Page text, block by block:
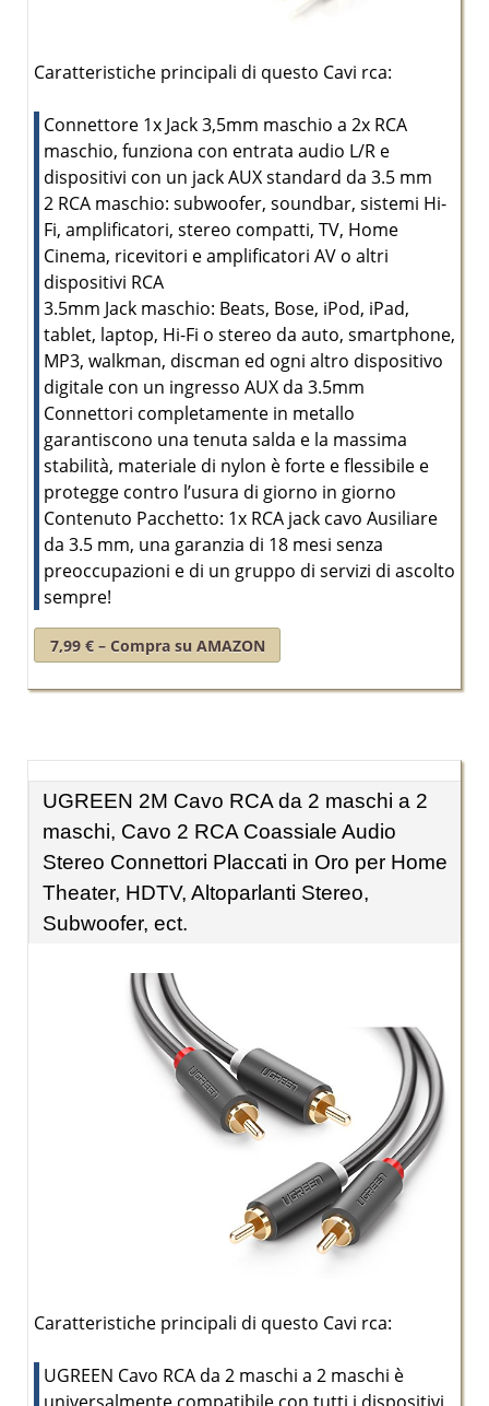
Caratteristiche principali di questo Cavi rca:
Connettore 1x Jack 3,5mm maschio a 2x RCA
maschio, funziona con entrata audio L/R e
dispositivi con un jack AUX standard da 3.5 mm
2 RCA maschio: subwoofer, soundbar, sistemi Hi-
Fi, amplificatori, stereo compatti, TV, Home
Cinema, ricevitori e amplificatori AV o altri
dispositivi RCA
3.5mm Jack maschio: Beats, Bose, iPod, iPad,
tablet, laptop, Hi-Fi o stereo da auto, smartphone,
MP3, walkman, discman ed ogni altro dispositivo
digitale con un ingresso AUX da 3.5mm
Connettori completamente in metallo
garantiscono una tenuta salda e la massima
stabilità, materiale di nylon è forte e flessibile e
protegge contro l’usura di giorno in giorno
Contenuto Pacchetto: 1x RCA jack cavo Ausiliare
da 3.5 mm, una garanzia di 18 mesi senza
preoccupazioni e di un gruppo di servizi di ascolto
sempre!
7,99 € – Compra su AMAZON
UGREEN 2M Cavo RCA da 2 maschi a 2
maschi, Cavo 2 RCA Coassiale Audio
Stereo Connettori Placcati in Oro per Home
Theater, HDTV, Altoparlanti Stereo,
Subwoofer, ect.
Caratteristiche principali di questo Cavi rca:
UGREEN Cavo RCA da 2 maschi a 2 maschi è